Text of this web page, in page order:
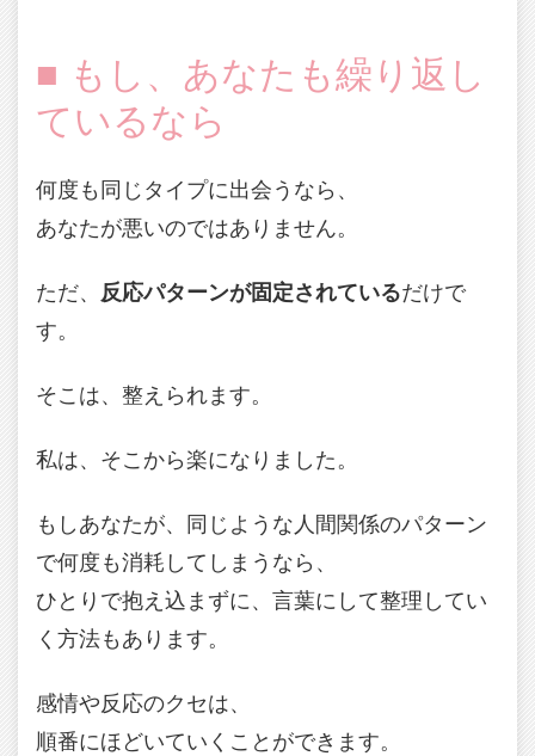
■ もし、あなたも繰り返し
ているなら
何度も同じタイプに出会うなら、
あなたが悪いのではありません。
ただ、 反応パターンが固定されているだけで
す。
そこは、整えられます。
私は、そこから楽になりました。
もしあなたが、同じような人間関係のパターン
で何度も消耗してしまうなら、
ひとりで抱え込まずに、言葉にして整理してい
く方法もあります。
感情や反応のクセは、
順番にほどいていくことができます。